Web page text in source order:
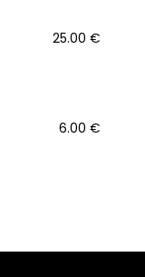
25.00 €
6.00 €